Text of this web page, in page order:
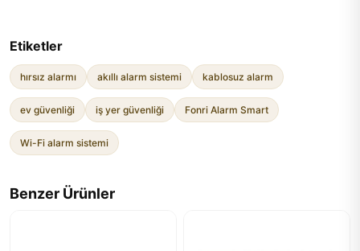
Etiketler
hırsız alarmı akıllı alarm sistemi kablosuz alarm
ev güvenliği iş yer güvenliği Fonri Alarm Smart
Wi-Fi alarm sistemi
Benzer Ürünler